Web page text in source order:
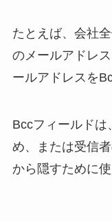
たとえば、会社
のメールアドレ
ールアドレスを
Bccフィールドは
め、または受信
から隠すために使